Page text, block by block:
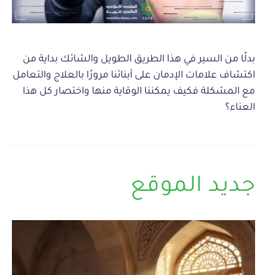
بدلًا من السير في هذا الطريق الطويل والشائك بداية من
اكتشاف علامات الإدمان على أبنائنا مرورًا بالعلاج والتعامل
مع المشكلة فكيف يمكننا الوقاية منها واختصار كل هذا
العناء؟
جديد الموقع